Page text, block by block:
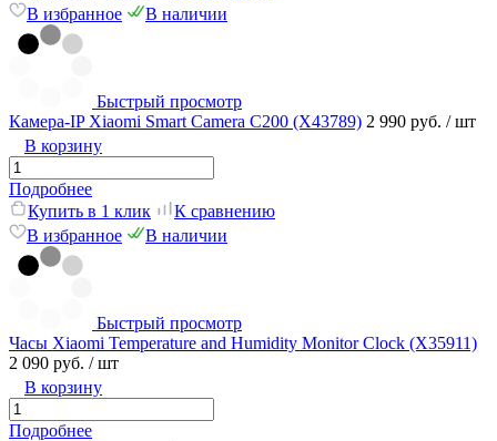
В избранное
В наличии
Быстрый просмотр
Камера-IP Xiaomi Smart Camera C200 (X43789) 2 990 руб. / шт
В корзину
Подробнее
Купить в 1 клик
К сравнению
В избранное
В наличии
Быстрый просмотр
Часы Xiaomi Temperature and Humidity Monitor Clock (X35911)
2 090 руб. / шт
В корзину
Подробнее